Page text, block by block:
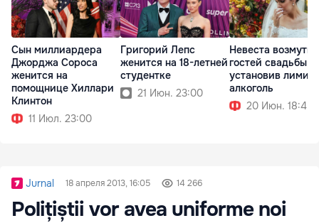
Сын миллиардера
Джорджа Сороса
женится на
помощнице Хиллари
Клинтон
11 Июл. 23:00
Григорий Лепс
женится на 18-летней
студентке
21 Июн. 23:00
Невеста
гостей свадьбы,
установив
алкоголь
20 Июн. 18:45
Jurnal 18 апреля 2013, 16:05 14 266
Polițiștii vor avea uniforme noi